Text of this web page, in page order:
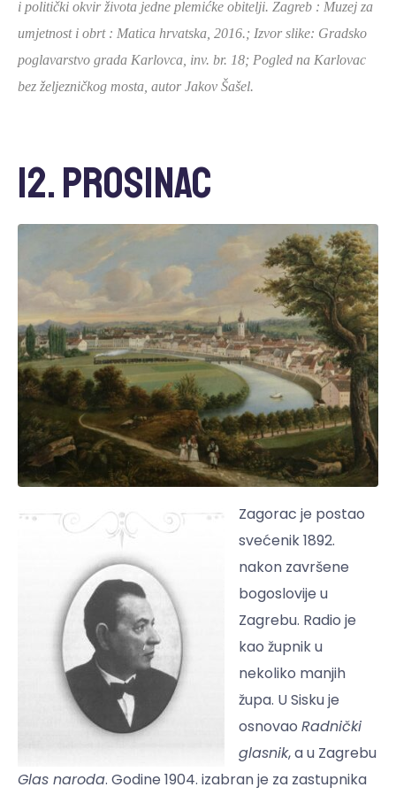
i politički okvir života jedne plemićke obitelji. Zagreb : Muzej za
umjetnost i obrt : Matica hrvatska, 2016.; Izvor slike: Gradsko
poglavarstvo grada Karlovca, inv. br. 18; Pogled na Karlovac
bez željezničkog mosta, autor Jakov Šašel.
12. prosinac
Zagorac je postao
svećenik 1892.
nakon završene
bogoslovije u
Zagrebu. Radio je
kao župnik u
nekoliko manjih
župa. U Sisku je
osnovao Radnički
glasnik, a u Zagrebu
Glas naroda. Godine 1904. izabran je za zastupnika